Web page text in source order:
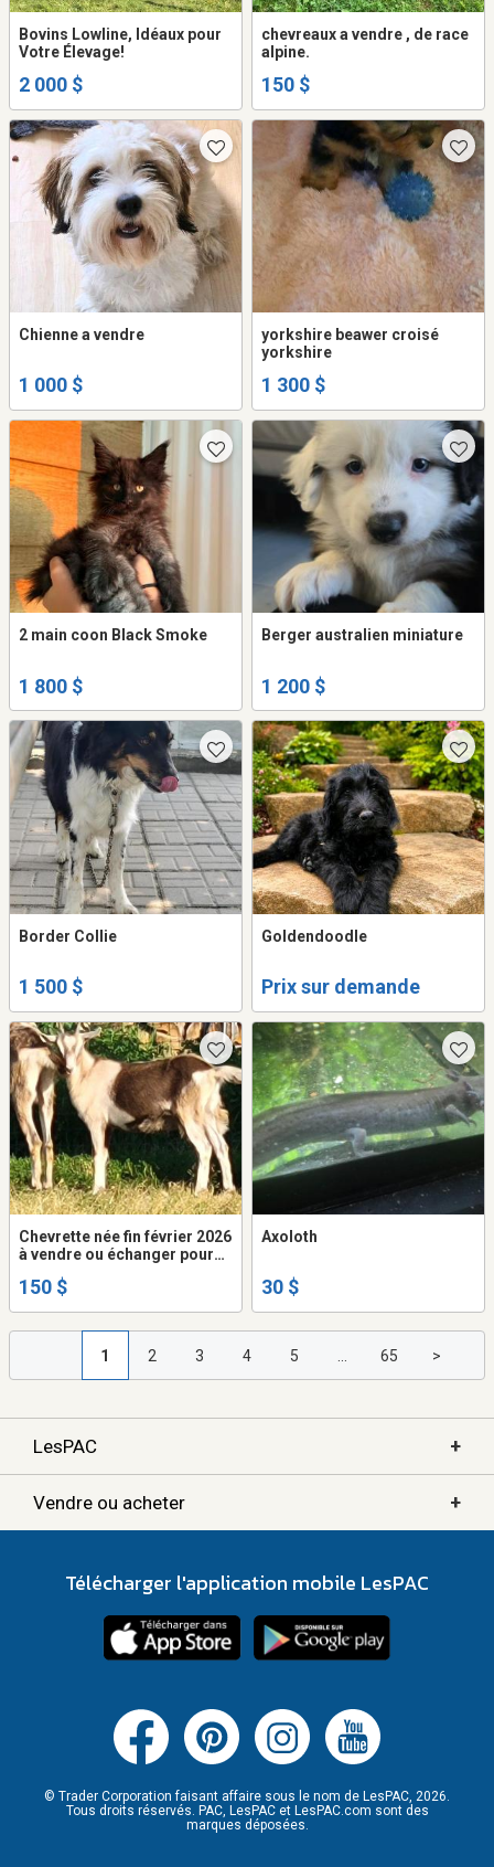
Bovins Lowline, Idéaux pour
Votre Élevage!
2 000 $
chevreaux a vendre , de race
alpine.
150 $
Chienne a vendre
1 000 $
yorkshire beawer croisé
yorkshire
1 300 $
2 main coon Black Smoke
1 800 $
Berger australien miniature
1 200 $
Border Collie
1 500 $
Goldendoodle
Prix sur demande
Chevrette née fin février 2026
à vendre ou échanger pour
150 $
Axoloth
30 $
1 2 3 4 5 65 >
LesPAC +
Vendre ou acheter +
Télécharger l'application mobile LesPAC
© Trader Corporation faisant affaire sous le nom de LesPAC, 2026.
Tous droits réservés. PAC, LesPAC et LesPAC.com sont des
marques déposées.